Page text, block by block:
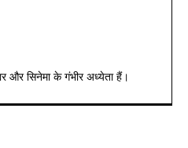
और सिनेमा के गंभीर अध्येता हैं।